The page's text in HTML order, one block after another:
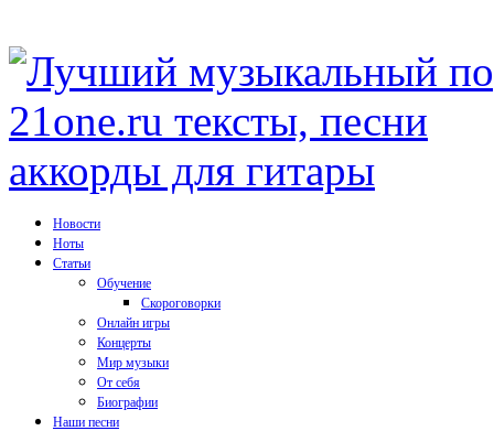
Новости
Ноты
Статьи
Обучение
Скороговорки
Онлайн игры
Концерты
Мир музыки
От себя
Биографии
Наши песни